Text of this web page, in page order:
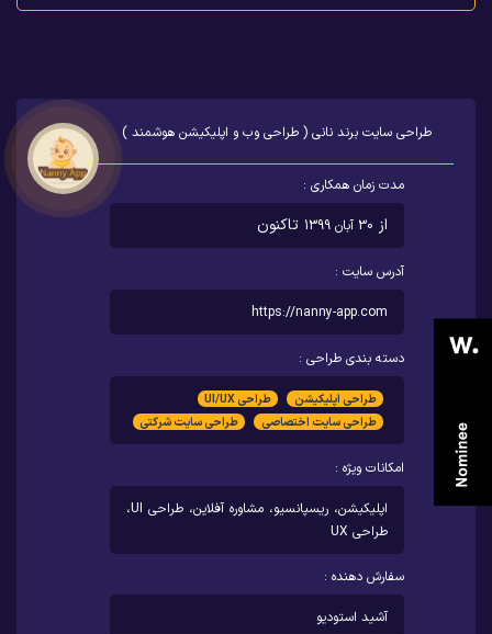
طراحی سایت برند نانی ( طراحی وب و اپلیکیشن هوشمند )
مدت زمان همکاری :
از 30 آبان 1399 تاکنون
آدرس سایت :
https://nanny-app.com
دسته بندی طراحی :
طراحی اپلیکیشن
طراحی UI/UX
طراحی سایت اختصاصی
طراحی سایت شرکتی
امکانات ویژه :
اپلیکیشن، ریسپانسیو، مشاوره آفلاین، طراحی UI،
طراحی UX
سفارش دهنده :
آشید استودیو